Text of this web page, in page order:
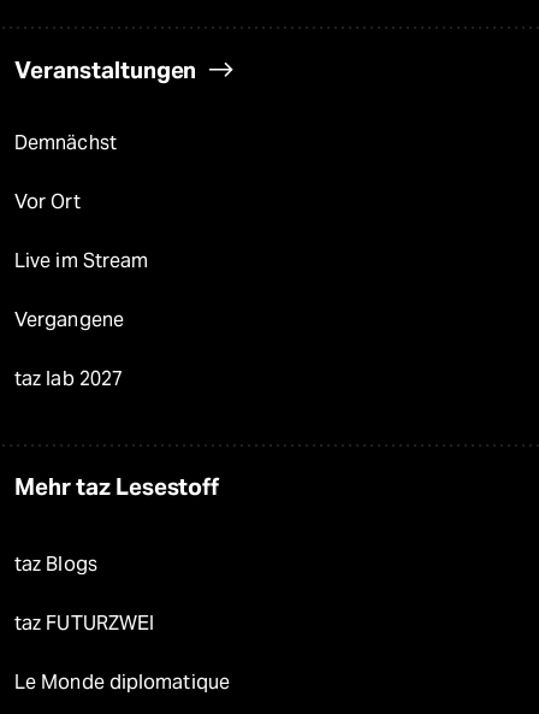
Veranstaltungen
Demnächst
Vor Ort
Live im Stream
Vergangene
taz lab 2027
Mehr taz Lesestoff
taz Blogs
taz FUTURZWEI
Le Monde diplomatique